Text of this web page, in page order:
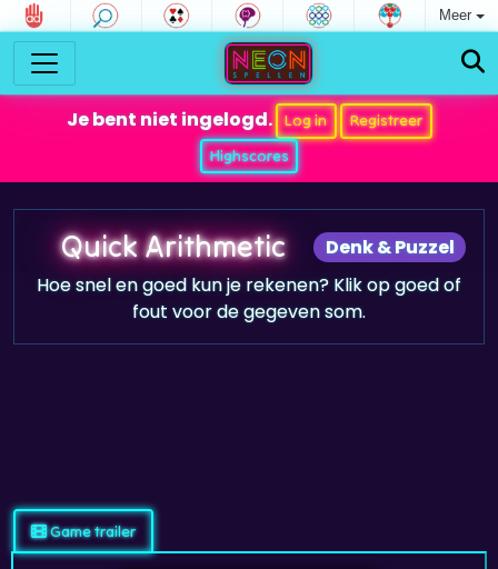
Meer
Je bent niet ingelogd. Log in
Registreer
Highscores
Denk & Puzzel
Quick Arithmetic
Hoe snel en goed kun je rekenen? Klik op goed of
fout voor de gegeven som.
Game trailer